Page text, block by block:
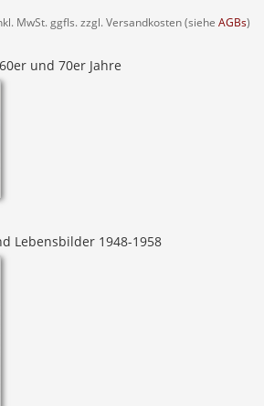
MwSt. ggfls. zzgl. Versandkosten (siehe AGBs)
und 70er Jahre
Lebensbilder 1948-1958